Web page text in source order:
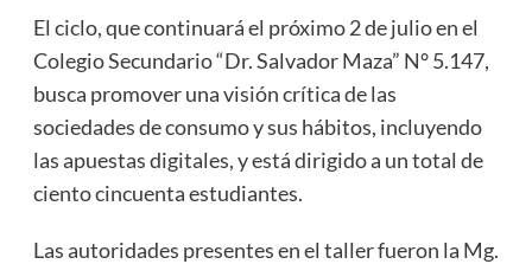
El ciclo, que continuará el próximo 2 de julio en el
Colegio Secundario “Dr. Salvador Maza” N° 5.147,
busca promover una visión crítica de las
sociedades de consumo y sus hábitos, incluyendo
las apuestas digitales, y está dirigido a un total de
ciento cincuenta estudiantes.
Las autoridades presentes en el taller fueron la Mg.